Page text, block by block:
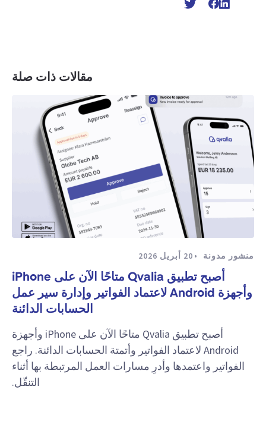
مقالات ذات صلة
منشور مدونة 20 أبريل 2026
أصبح تطبيق Qvalia متاحًا الآن على iPhone
وأجهزة Android لاعتماد الفواتير وإدارة سير عمل
الحسابات الدائنة
أصبح تطبيق Qvalia متاحًا الآن على iPhone وأجهزة
Android لاعتماد الفواتير وأتمتة الحسابات الدائنة. راجع
الفواتير واعتمدها وأدرِ مسارات العمل المرتبطة بها أثناء
التنقّل.